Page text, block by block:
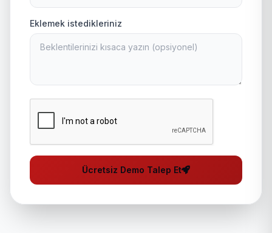
Eklemek istedikleriniz
Ücretsiz Demo Talep Et